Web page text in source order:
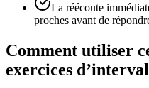
La réécoute
proches avant de
Comment utiliser
exercices